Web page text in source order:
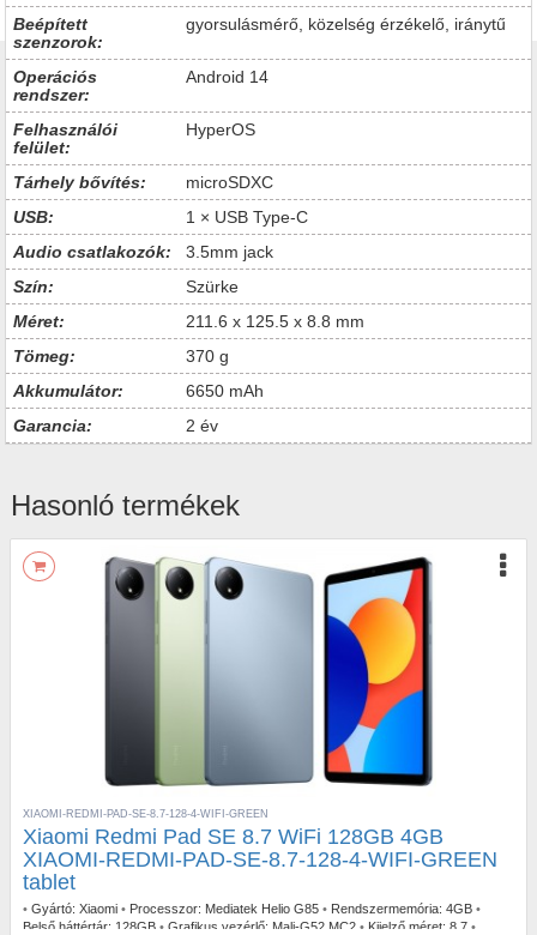
Beépített
szenzorok:
gyorsulásmérő, közelség érzékelő, iránytű
Operációs
rendszer:
Android 14
Felhasználói
felület:
HyperOS
Tárhely bővítés:
microSDXC
USB:
1 × USB Type-C
Audio csatlakozók:
3.5mm jack
Szín:
Szürke
Méret:
211.6 x 125.5 x 8.8 mm
Tömeg:
370 g
Akkumulátor:
6650 mAh
Garancia:
2 év
Hasonló termékek
XIAOMI-REDMI-PAD-SE-8.7-128-4-WIFI-GREEN
Xiaomi Redmi Pad SE 8.7 WiFi 128GB 4GB
XIAOMI-REDMI-PAD-SE-8.7-128-4-WIFI-GREEN
tablet
• Gyártó: Xiaomi • Processzor: Mediatek Helio G85 • Rendszermemória: 4GB •
Belső háttértár: 128GB • Grafikus vezérlő: Mali-G52 MC2 • Kijelző méret: 8.7 •